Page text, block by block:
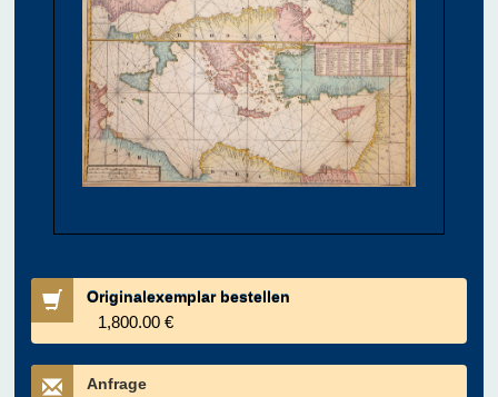
Originalexemplar bestellen
1,800.00 €
Anfrage